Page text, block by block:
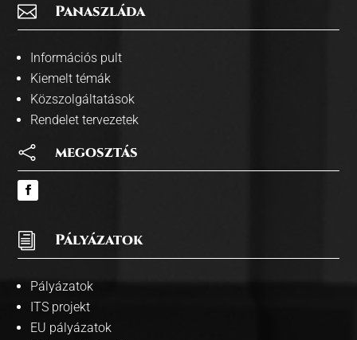
 Panaszláda
Információs pult
Kiemelt témák
Közszolgáltatások
Rendelet tervezetek
 megosztás
i Pályázatok
Pályázatok
ITS projekt
EU pályázatok